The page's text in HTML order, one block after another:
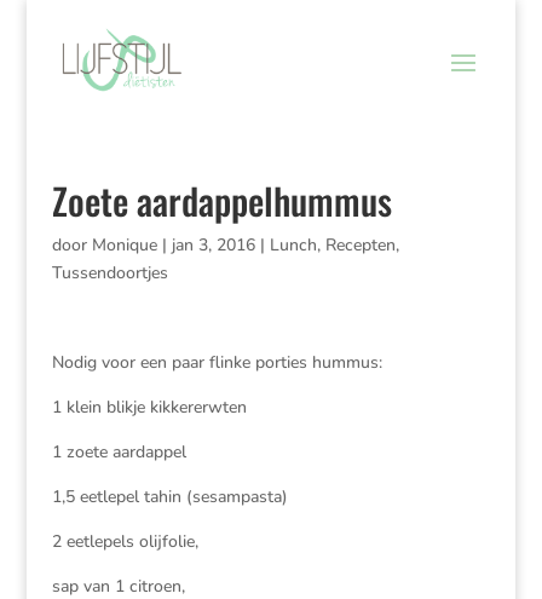
Zoete aardappelhummus
door Monique| jan 3, 2016| Lunch, Recepten,
Tussendoortjes
Nodig voor een paar flinke porties hummus:
1 klein blikje kikkererwten
1 zoete aardappel
1,5 eetlepel tahin (sesampasta)
2 eetlepels olijfolie,
sap van 1 citroen,